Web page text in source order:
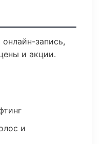
запись,
и акции.
и